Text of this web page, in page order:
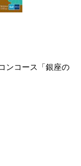
ンコース「銀座の